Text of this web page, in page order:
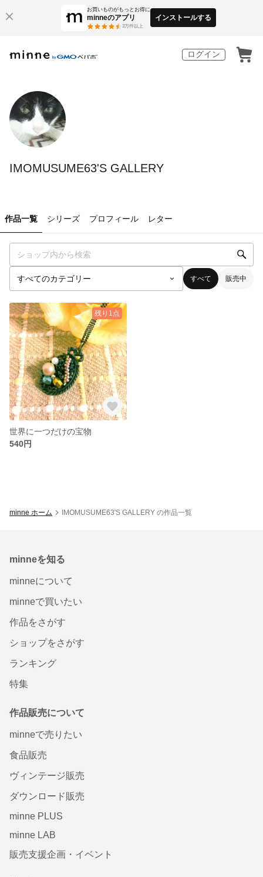
お買いものがもっとお得に
minneのアプリ
3万件以上
インストールする
ログイン
IMOMUSUME63'S GALLERY
作品一覧 シリーズ プロフィール レター
すべて 販売中
残り1点
世界に一つだけの宝物
540円
minne ホーム IMOMUSUME63'S GALLERY の作品一覧
minneを知る
minneについて
minneで買いたい
作品をさがす
ショップをさがす
ランキング
特集
作品販売について
minneで売りたい
食品販売
ヴィンテージ販売
ダウンロード販売
minne PLUS
minne LAB
販売支援企画・イベント